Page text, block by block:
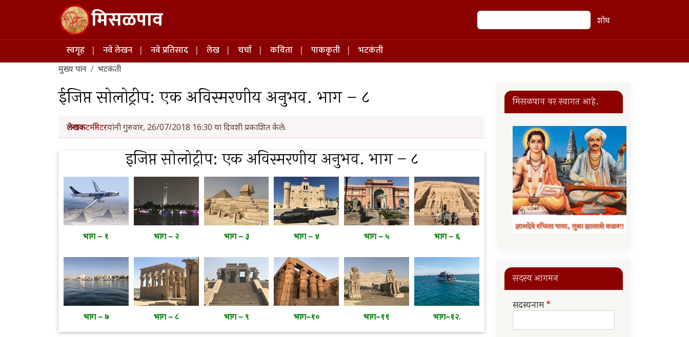
Skip to main content मिसळपाव शोध शोध
Main navigation
स्वगृह नवे लेखन नवे प्रतिसाद लेख चर्चा कविता पाककृती भटकंती
मुख्य पान भटकंती
ईजिप्त सोलोट्रीप: एक अविस्मरणीय अनुभव. भाग – ८
लेखकटर्मीनेटरयांनी गुरुवार, 26/07/2018 16:30 या दिवशी प्रकाशित केले.
इजिप्त सोलोट्रीप: एक अविस्मरणीय अनुभव. भाग – ८
भाग – १ भाग – २ भाग – ३ भाग – ४ भाग – ५ भाग – ६
भाग – ७ भाग – ८ भाग – ९ भाग–१० भाग–११ भाग–१२.
मिसळपाव वर स्वागत आहे.
सदस्य आगमन
सदस्यनाम